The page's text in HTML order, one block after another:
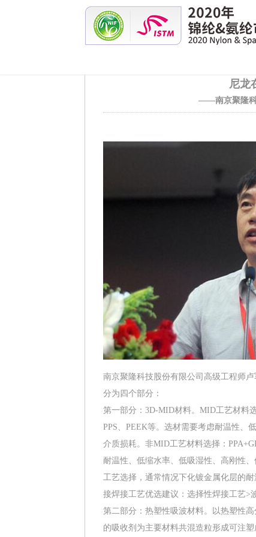
尼龙
——南京聚隆科
南京聚隆科技股份有限公司高级工程师
分为四个部分：
第一部分：3D-MID材料。MID工艺材料
PPS、PEEK等。选材需要考虑耐温性、
介质损耗。非MID工艺材料选择：
耐温性、低缩水率、低吸湿性、高刚性
工艺选择，通常情况下化镀金属化层的
接焊接工艺优选建议：选择性焊接工艺>
第二部分：热塑性吸波材料。以热塑性
的吸收剂为主要材料共混造粒形成可注